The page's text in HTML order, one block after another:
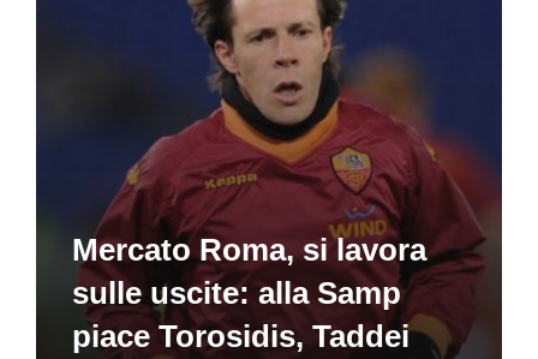
Mercato Roma, si lavora
sulle uscite: alla Samp
piace Torosidis, Taddei